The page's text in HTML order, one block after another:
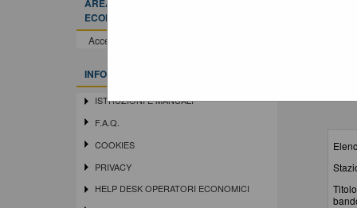
AREA RISERVATA OPERATORE
ECONOMICO
Accedi - Registrati
INFORMAZIONI
ISTRUZIONI E MANUALI
F.A.Q.
COOKIES
PRIVACY
HELP DESK OPERATORI ECONOMICI
Titolo